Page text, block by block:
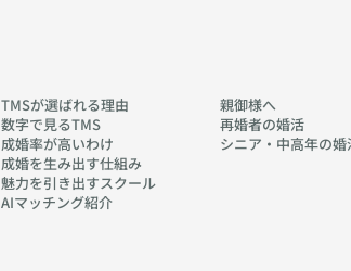
TMSが選ばれる理由
数字で見るTMS
成婚率が高いわけ
成婚を生み出す仕組み
魅力を引き出すスクール
AIマッチング紹介
親御様へ
再婚者の婚活
シニア・中高年の婚